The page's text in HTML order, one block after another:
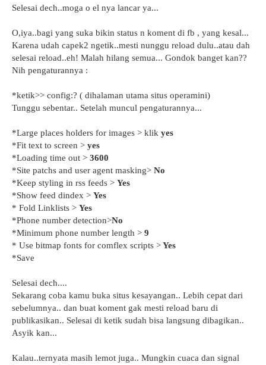
Selesai dech..moga o el nya lancar ya...
O,iya..bagi yang suka bikin status n koment di fb , yang kesal...
Karena udah capek2 ngetik..mesti nunggu reload dulu..atau dah
selesai reload..eh! Malah hilang semua... Gondok banget kan??
Nih pengaturannya :
*ketik>> config:? ( dihalaman utama situs operamini)
Tunggu sebentar.. Setelah muncul pengaturannya...
*Large places holders for images > klik yes
*Fit text to screen > yes
*Loading time out > 3600
*Site patchs and user agent masking> No
*Keep styling in rss feeds > Yes
*Show feed dindex > Yes
* Fold Linklists > Yes
*Phone number detection>No
*Minimum phone number length > 9
* Use bitmap fonts for comflex scripts >Yes
*Save
Selesai dech....
Sekarang coba kamu buka situs kesayangan.. Lebih cepat dari
sebelumnya.. dan buat koment gak mesti reload baru di
publikasikan.. Selesai di ketik sudah bisa langsung dibagikan..
Asyik kan...
Kalau..ternyata masih lemot juga.. Mungkin cuaca dan signal